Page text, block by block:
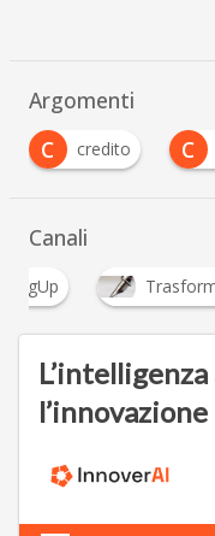
Argomenti
C
crisi F
Canali
Fintech -
l’innovazione